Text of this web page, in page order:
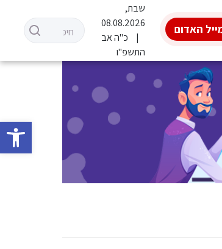
פתח
האדום
שבת,
08.08.2026
כ"ה אב
התשפ"ו